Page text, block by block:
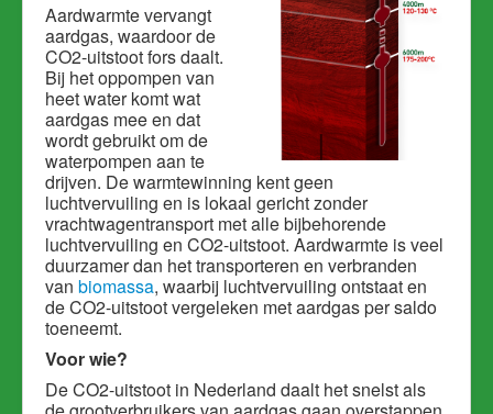
Aardwarmte vervangt
aardgas, waardoor de
CO2-uitstoot fors daalt.
Bij het oppompen van
heet water komt wat
aardgas mee en dat
wordt gebruikt om de
waterpompen aan te
drijven. De warmtewinning kent geen
luchtvervuiling en is lokaal gericht zonder
vrachtwagentransport met alle bijbehorende
luchtvervuiling en CO2-uitstoot. Aardwarmte is veel
duurzamer dan het transporteren en verbranden
van biomassa, waarbij luchtvervuiling ontstaat en
de CO2-uitstoot vergeleken met aardgas per saldo
toeneemt.
Voor wie?
De CO2-uitstoot in Nederland daalt het snelst als